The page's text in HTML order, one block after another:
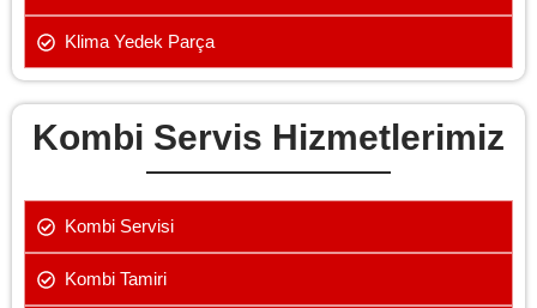
Klima Yedek Parça
Kombi Servis Hizmetlerimiz
Kombi Servisi
Kombi Tamiri